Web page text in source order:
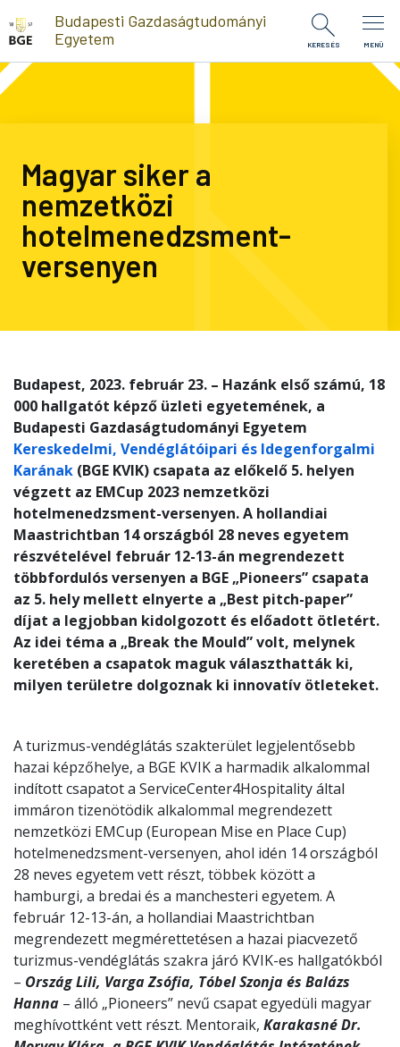
Ugrás a tartalomra
Budapesti Gazdaságtudományi
Egyetem
KERESÉS MENÜ
Magyar siker a
nemzetközi
hotelmenedzsment-
versenyen
Budapest, 2023. február 23. – Hazánk első számú, 18
000 hallgatót képző üzleti egyetemének, a
Budapesti Gazdaságtudományi Egyetem
Kereskedelmi, Vendéglátóipari és Idegenforgalmi
Karának (BGE KVIK) csapata az előkelő 5. helyen
végzett az EMCup 2023 nemzetközi
hotelmenedzsment-versenyen. A hollandiai
Maastrichtban 14 országból 28 neves egyetem
részvételével február 12-13-án megrendezett
többfordulós versenyen a BGE „Pioneers” csapata
az 5. hely mellett elnyerte a „Best pitch-paper”
díjat a legjobban kidolgozott és előadott ötletért.
Az idei téma a „Break the Mould” volt, melynek
keretében a csapatok maguk választhatták ki,
milyen területre dolgoznak ki innovatív ötleteket.
A turizmus-vendéglátás szakterület legjelentősebb
hazai képzőhelye, a BGE KVIK a harmadik alkalommal
indított csapatot a ServiceCenter4Hospitality által
immáron tizenötödik alkalommal megrendezett
nemzetközi EMCup (European Mise en Place Cup)
hotelmenedzsment-versenyen, ahol idén 14 országból
28 neves egyetem vett részt, többek között a
hamburgi, a bredai és a manchesteri egyetem. A
február 12-13-án, a hollandiai Maastrichtban
megrendezett megmérettetésen a hazai piacvezető
turizmus-vendéglátás szakra járó KVIK-es hallgatókból
– Ország Lili, Varga Zsófia, Tóbel Szonja és Balázs
Hanna – álló „Pioneers” nevű csapat egyedüli magyar
meghívottként vett részt. Mentoraik, Karakasné Dr.